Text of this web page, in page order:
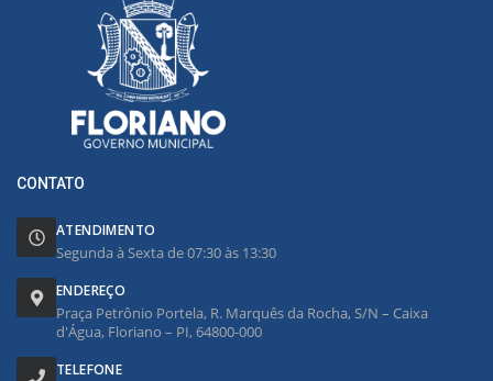
CONTATO
ATENDIMENTO
Segunda à Sexta de 07:30 às 13:30
ENDEREÇO
Praça Petrônio Portela, R. Marquês da Rocha, S/N – Caixa
d'Água, Floriano – PI, 64800-000
TELEFONE